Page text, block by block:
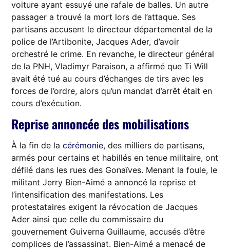
voiture ayant essuyé une rafale de balles. Un autre
passager a trouvé la mort lors de l’attaque. Ses
partisans accusent le directeur départemental de la
police de l’Artibonite, Jacques Ader, d’avoir
orchestré le crime. En revanche, le directeur général
de la PNH, Vladimyr Paraison, a affirmé que Ti Will
avait été tué au cours d’échanges de tirs avec les
forces de l’ordre, alors qu’un mandat d’arrêt était en
cours d’exécution.
Reprise annoncée des mobilisations
À la fin de lacérémonie, des milliers de partisans,
armés pour certains et habillés en tenue militaire, ont
défilé dans les rues des Gonaïves. Menant la foule, le
militant Jerry Bien-Aimé a annoncé la reprise et
l’intensification des manifestations. Les
protestataires exigent la révocation de Jacques
Ader ainsi que celle du commissaire du
gouvernement Guiverna Guillaume, accusés d’être
complices de l’assassinat. Bien-Aimé a menacé de